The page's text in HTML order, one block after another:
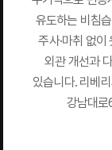
유도하는 비침
주사·마취 없
외관 개선과
있습니다. 리베
강남대